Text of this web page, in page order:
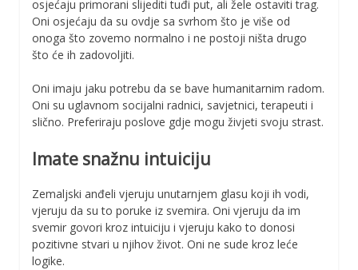
osjećaju primorani slijediti tuđi put, ali žele ostaviti trag.
Oni osjećaju da su ovdje sa svrhom što je više od
onoga što zovemo normalno i ne postoji ništa drugo
što će ih zadovoljiti.
Oni imaju jaku potrebu da se bave humanitarnim radom.
Oni su uglavnom socijalni radnici, savjetnici, terapeuti i
slično. Preferiraju poslove gdje mogu živjeti svoju strast.
Imate snažnu intuiciju
Zemaljski anđeli vjeruju unutarnjem glasu koji ih vodi,
vjeruju da su to poruke iz svemira. Oni vjeruju da im
svemir govori kroz intuiciju i vjeruju kako to donosi
pozitivne stvari u njihov život. Oni ne sude kroz leće
logike.